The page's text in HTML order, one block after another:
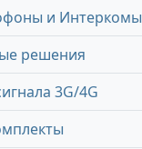
и Интеркомы
решения
3G/4G